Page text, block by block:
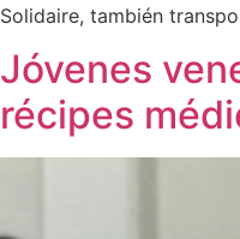
Solidaire, también
Jóvenes
récipes